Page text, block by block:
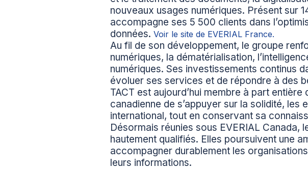
nouveaux usages numériques. Présent sur
accompagne ses 5 500 clients dans
données. Voir le site de EVERIAL France.
Au fil de son développement, le groupe
numériques, la dématérialisation,
numériques. Ses investissements continus
évoluer ses services et de répondre à des
TACT est aujourd’hui membre à part
canadienne de s’appuyer sur la solidité,
international, tout en conservant sa
Désormais réunies sous EVERIAL
hautement qualifiés. Elles poursuivent une
accompagner durablement les
leurs informations.